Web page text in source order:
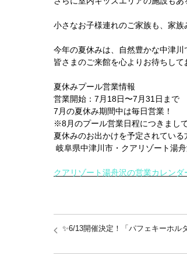
小さなお子様連れのご家族も、家
今年の夏休みは、自然豊かな中津
皆さまのご来館を心よりお待ちして
夏休みプール営業情報
営業開始：7月18日〜7月31日まで
7月の夏休み期間中は毎日営業！
※8月のプール営業日程につきまし
夏休みのお出かけを予定されてい
岐阜県中津川市・クアリゾート湯舟
クアリゾート湯舟沢の営業カレンダ
✨6/13開催決定！「パフェキーホル